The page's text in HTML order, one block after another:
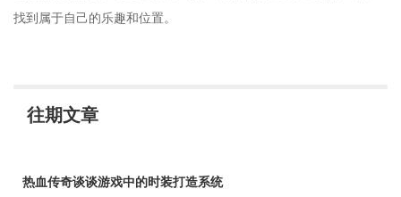
找到属于自己的乐趣和位置。
往期文章
热血传奇谈谈游戏中的时装打造系统